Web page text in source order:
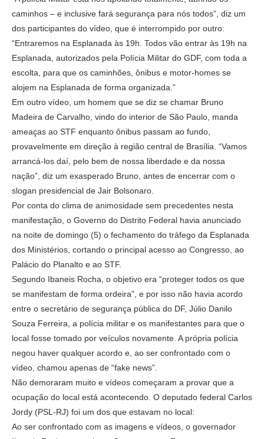
caminhos – e inclusive fará segurança para nós todos”, diz um
dos participantes do vídeo, que é interrompido por outro:
“Entraremos na Esplanada às 19h. Todos vão entrar às 19h na
Esplanada, autorizados pela Polícia Militar do GDF, com toda a
escolta, para que os caminhões, ônibus e motor-homes se
alojem na Esplanada de forma organizada.”
Em outro vídeo, um homem que se diz se chamar Bruno
Madeira de Carvalho, vindo do interior de São Paulo, manda
ameaças ao STF enquanto ônibus passam ao fundo,
provavelmente em direção à região central de Brasília. “Vamos
arrancá-los daí, pelo bem de nossa liberdade e da nossa
nação”, diz um exasperado Bruno, antes de encerrar com o
slogan presidencial de Jair Bolsonaro.
Por conta do clima de animosidade sem precedentes nesta
manifestação, o Governo do Distrito Federal havia anunciado
na noite de domingo (5) o fechamento do tráfego da Esplanada
dos Ministérios, cortando o principal acesso ao Congresso, ao
Palácio do Planalto e ao STF.
Segundo Ibaneis Rocha, o objetivo era “proteger todos os que
se manifestam de forma ordeira”, e por isso não havia acordo
entre o secretário de segurança pública do DF, Júlio Danilo
Souza Ferreira, a polícia militar e os manifestantes para que o
local fosse tomado por veículos novamente. A própria polícia
negou haver qualquer acordo e, ao ser confrontado com o
vídeo, chamou apenas de “fake news”.
Não demoraram muito e vídeos começaram a provar que a
ocupação do local está acontecendo. O deputado federal Carlos
Jordy (PSL-RJ) foi um dos que estavam no local:
Ao ser confrontado com as imagens e vídeos, o governador